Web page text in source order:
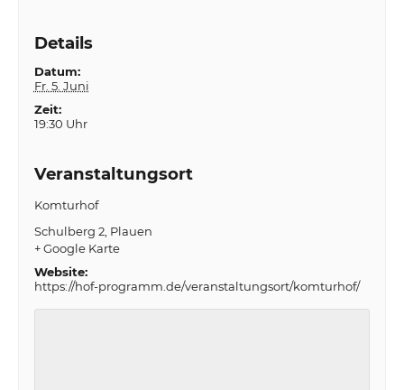
Details
Datum:
Fr. 5. Juni
Zeit:
19:30 Uhr
Veranstaltungsort
Komturhof
Schulberg 2 Plauen
+ Google Karte
Website:
https://hof-programm.de/veranstaltungsort/komturhof/